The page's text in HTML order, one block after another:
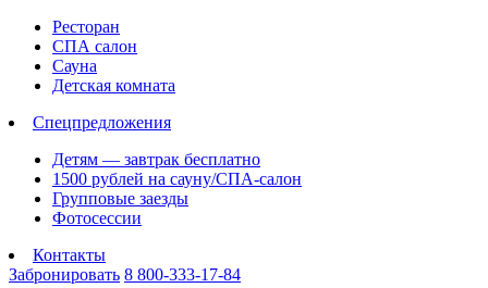
Ресторан
СПА салон
Сауна
Детская комната
Спецпредложения
Детям — завтрак бесплатно
1500 рублей на сауну/СПА-салон
Групповые заезды
Фотосессии
Контакты
Забронировать 8 800-333-17-84